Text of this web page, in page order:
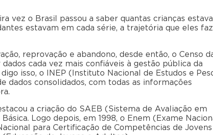
vez o Brasil passou a saber quantas crianças
estavam em cada série, a trajetória que eles
reprovação e abandono, desde então, o Censo
cada vez mais confiáveis à gestão pública da
isso, o INEP (Instituto Nacional de Estudos e
dados consolidados, com todas as informações
a criação do SAEB (Sistema de Avaliação em
Logo depois, em 1998, o Enem (Exame
para Certificação de Competências de Jovens